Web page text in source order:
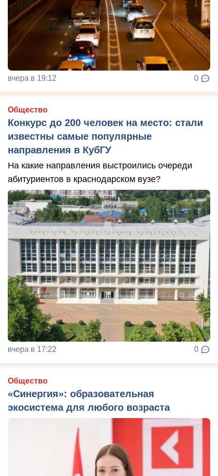
вчера в 19:12 0
Общество
Конкурс до 200 человек на место: стали
известны самые популярные
направления в КубГУ
На какие направления выстроились очереди
абитуриентов в краснодарском вузе?
вчера в 17:22 0
Общество
«Синергия»: образовательная
экосистема для любого возраста